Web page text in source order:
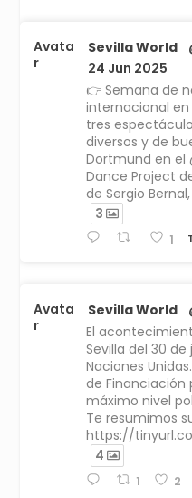
Avata
r
Sevilla World
24 Jun 2025
👉 Semana de
internacional en
tres
diversos y de
Dortmund en el
Dance Project
de Sergio
3
1
Avata
r
Sevilla World
El
Sevilla del 30
Naciones
de Financiación
máximo nivel
Te resumimos
https://
4
1 2